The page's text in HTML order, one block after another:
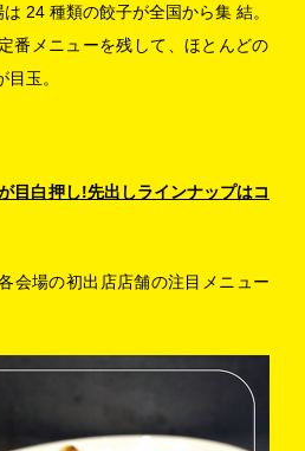
24 種類の餃子が全国から集 結。
番メニューを残して、ほとんどの
玉。
目白押し!先出しラインナップはコ
会場の初出店店舗の注目メニュー